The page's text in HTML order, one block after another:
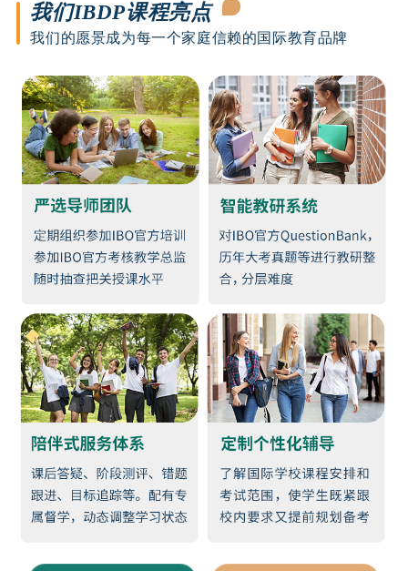
我们IBDP课程亮点
我们的愿景成为每一个家庭信赖的国际教育品牌